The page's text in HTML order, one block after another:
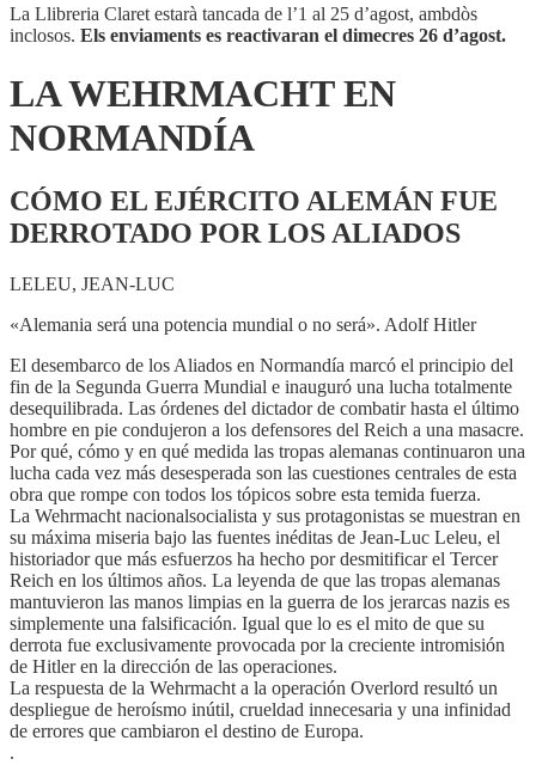
La Llibreria Claret estarà tancada de l’1 al 25 d’agost, ambdòs
inclosos. Els enviaments es reactivaran el dimecres 26 d’agost.
LA WEHRMACHT EN
NORMANDÍA
CÓMO EL EJÉRCITO ALEMÁN FUE
DERROTADO POR LOS ALIADOS
LELEU, JEAN-LUC
«Alemania será una potencia mundial o no será». Adolf Hitler
El desembarco de los Aliados en Normandía marcó el principio del
fin de la Segunda Guerra Mundial e inauguró una lucha totalmente
desequilibrada. Las órdenes del dictador de combatir hasta el último
hombre en pie condujeron a los defensores del Reich a una masacre.
Por qué, cómo y en qué medida las tropas alemanas continuaron una
lucha cada vez más desesperada son las cuestiones centrales de esta
obra que rompe con todos los tópicos sobre esta temida fuerza.
La Wehrmacht nacionalsocialista y sus protagonistas se muestran en
su máxima miseria bajo las fuentes inéditas de Jean-Luc Leleu, el
historiador que más esfuerzos ha hecho por desmitificar el Tercer
Reich en los últimos años. La leyenda de que las tropas alemanas
mantuvieron las manos limpias en la guerra de los jerarcas nazis es
simplemente una falsificación. Igual que lo es el mito de que su
derrota fue exclusivamente provocada por la creciente intromisión
de Hitler en la dirección de las operaciones.
La respuesta de la Wehrmacht a la operación Overlord resultó un
despliegue de heroísmo inútil, crueldad innecesaria y una infinidad
de errores que cambiaron el destino de Europa.
.